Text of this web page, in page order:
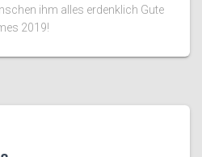
ihm alles erdenklich Gute
2019!